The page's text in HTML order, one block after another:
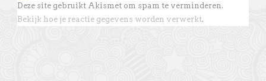
Deze site gebruikt Akismet om spam te verminderen.
Bekijk hoe je reactie gegevens worden verwerkt.